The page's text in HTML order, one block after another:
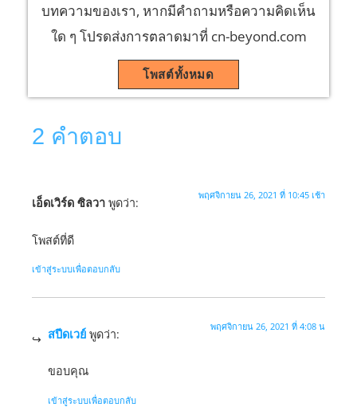
บทความของเรา, หากมีคำถามหรือความคิดเห็น
ใด ๆ โปรดส่งการตลาดมาที่ cn-beyond.com
โพสต์ทั้งหมด
2 คำตอบ
เอ็ดเวิร์ด ซิลวา พูดว่า:
พฤศจิกายน 26, 2021 ที่ 10:45 เช้า
โพสต์ที่ดี
เข้าสู่ระบบเพื่อตอบกลับ
สปีดเวย์ พูดว่า:
พฤศจิกายน 26, 2021 ที่ 4:08 น
ขอบคุณ
เข้าสู่ระบบเพื่อตอบกลับ